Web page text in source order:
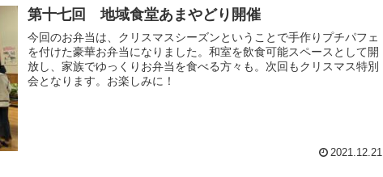
第十七回 地域食堂あまやどり開催
今回のお弁当は、クリスマスシーズンということで手作りプチパフェ
を付けた豪華お弁当になりました。和室を飲食可能スペースとして開
放し、家族でゆっくりお弁当を食べる方々も。次回もクリスマス特別
会となります。お楽しみに！
2021.12.21